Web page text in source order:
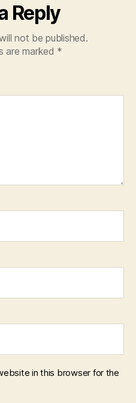
Reply
not be published.
are marked *
in this browser for the